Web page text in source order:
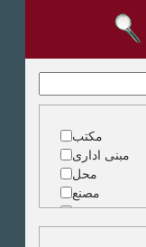
مكتب
مبنى ادارى
محل
مصنع
مخزن
ارض خدمات